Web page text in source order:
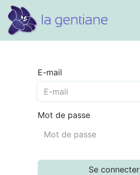
E-mail
Mot de passe
Se connecter